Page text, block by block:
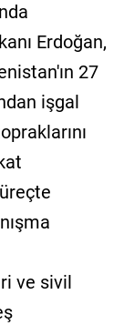
Erdoğan,
27
işgal
ve sivil